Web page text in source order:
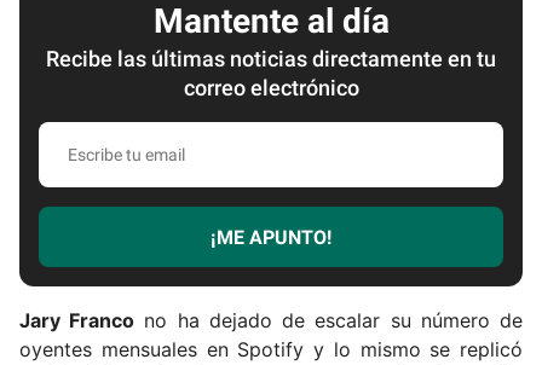
Mantente al día
Recibe las últimas noticias directamente en tu
correo electrónico
E
c
b
¡ME APUNTO!
Jary Franco no ha dejado de escalar su número de
oyentes mensuales en Spotify y lo mismo se replicó